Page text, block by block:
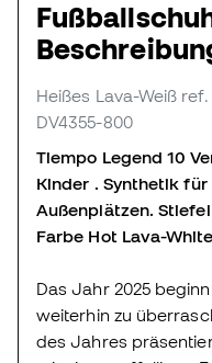
Heißes Lava-Weiß ref.
DV4355-800
Tiempo Legend 10
Kinder . Synthetik
Außenplätzen.
Farbe Hot Lava-
Das Jahr 2025
weiterhin zu
des Jahres